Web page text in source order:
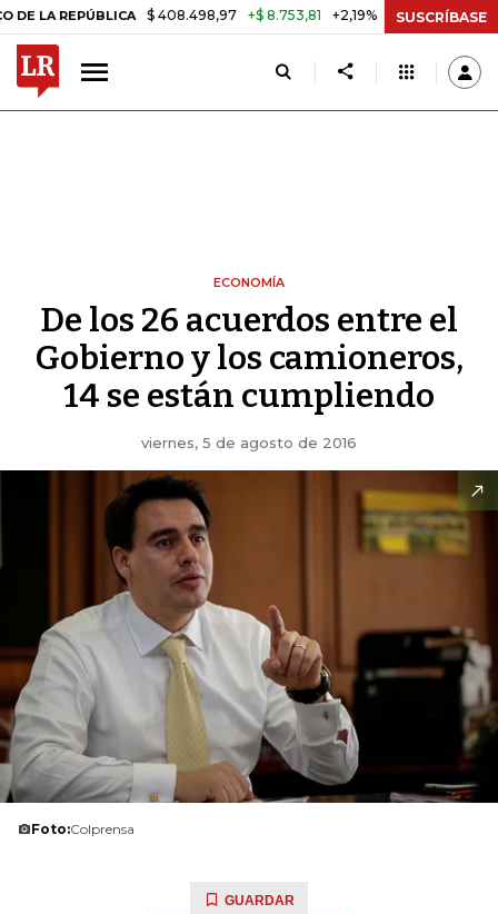
$ 408.498,97 +$ 8.753,81 +2,19% TASA DE USURA
SUSCRÍBASE
ECONOMÍA
De los 26 acuerdos entre el
Gobierno y los camioneros,
14 se están cumpliendo
viernes, 5 de agosto de 2016
Foto:Colprensa
GUARDAR